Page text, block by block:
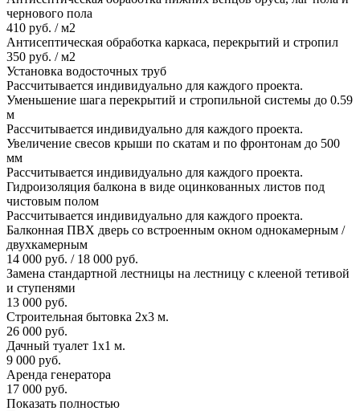
чернового пола
410 руб. / м2
Антисептическая обработка каркаса, перекрытий и стропил
350 руб. / м2
Установка водосточных труб
Рассчитывается индивидуально для каждого проекта.
Уменьшение шага перекрытий и стропильной системы до 0.59
м
Рассчитывается индивидуально для каждого проекта.
Увеличение свесов крыши по скатам и по фронтонам до 500
мм
Рассчитывается индивидуально для каждого проекта.
Гидроизоляция балкона в виде оцинкованных листов под
чистовым полом
Рассчитывается индивидуально для каждого проекта.
Балконная ПВХ дверь со встроенным окном однокамерным /
двухкамерным
14 000 руб. / 18 000 руб.
Замена стандартной лестницы на лестницу с клееной тетивой
и ступенями
13 000 руб.
Строительная бытовка 2х3 м.
26 000 руб.
Дачный туалет 1х1 м.
9 000 руб.
Аренда генератора
17 000 руб.
Показать полностью